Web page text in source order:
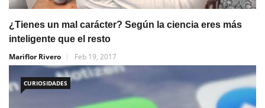
¿Tienes un mal carácter? Según la ciencia eres más
inteligente que el resto
Mariflor Rivero
Feb 19, 2017
CURIOSIDADES